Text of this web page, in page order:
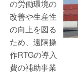
の労働環境の
改善や生産性
の向上を図る
ため、遠隔操
作RTGの導入
費の補助事業